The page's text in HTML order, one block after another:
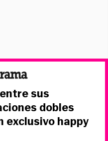
sus
dobles
exclusivo happy